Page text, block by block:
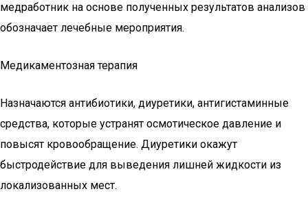
медработник на основе полученных результатов анализов
обозначает лечебные мероприятия.
Медикаментозная терапия
Назначаются антибиотики, диуретики, антигистаминные
средства, которые устранят осмотическое давление и
повысят кровообращение. Диуретики окажут
быстродействие для выведения лишней жидкости из
локализованных мест.